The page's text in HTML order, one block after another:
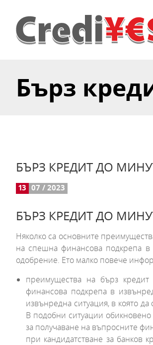
Бърз
БЪРЗ КРЕДИТ ДО
13 07 / 2023
БЪРЗ КРЕДИТ ДО
Няколко са основните
на спешна финансова подкрепа в
одобрение. Ето малко повече
преимущества на бърз
финансова подкрепа в
извънредна ситуация, в която
В подобни ситуации
за получаване на въпросните
при кандидатстване за банков